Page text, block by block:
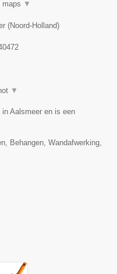
maps ▼
(Noord-Holland)
▼
Aalsmeer en is een
Behangen, Wandafwerking,